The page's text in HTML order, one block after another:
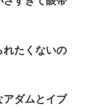
たくないの
ダムとイブ